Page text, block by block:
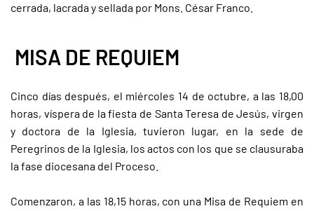
cerrada, lacrada y sellada por Mons. César Franco.
MISA DE REQUIEM
Cinco días después, el miércoles 14 de octubre, a las 18,00
horas, víspera de la fiesta de Santa Teresa de Jesús, virgen
y doctora de la Iglesia, tuvieron lugar, en la sede de
Peregrinos de la Iglesia, los actos con los que se clausuraba
la fase diocesana del Proceso.
Comenzaron, a las 18,15 horas, con una Misa de Requiem en